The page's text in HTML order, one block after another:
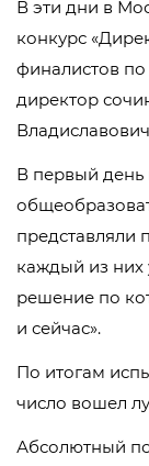
В эти дни в
конкурс
финалистов
директор
В первый день
представляли
каждый из них
решение по
и сейчас».
По итогам
число вошел
Абсолютный